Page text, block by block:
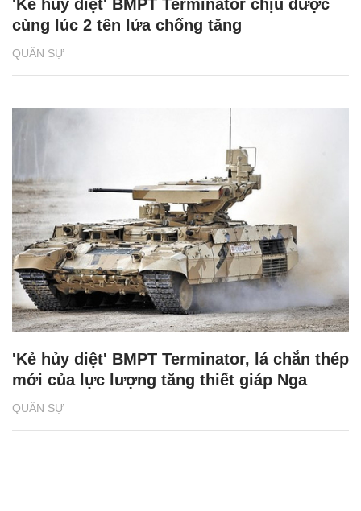
QUÂN SỰ
'Kẻ hủy diệt' BMPT Terminator chịu được
cùng lúc 2 tên lửa chống tăng
QUÂN SỰ
'Kẻ hủy diệt' BMPT Terminator, lá chắn thép
mới của lực lượng tăng thiết giáp Nga